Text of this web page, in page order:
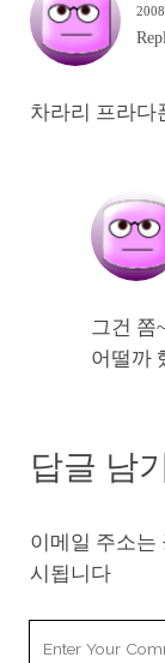
차라리 프라다
그건 쫌
어떨까
답글 남
이메일 주소는
시됩니다